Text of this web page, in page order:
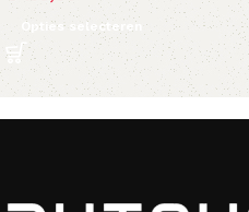
Opties selecteren